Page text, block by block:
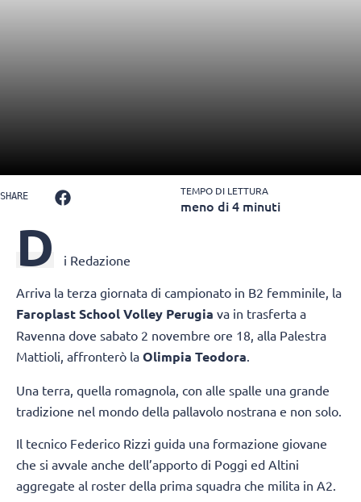
SHARE TEMPO DI LETTURA
meno di 4 minuti
D i Redazione
Arriva la terza giornata di campionato in B2 femminile, la
Faroplast School Volley Perugia va in trasferta a
Ravenna dove sabato 2 novembre ore 18, alla Palestra
Mattioli, affronterò la Olimpia Teodora.
Una terra, quella romagnola, con alle spalle una grande
tradizione nel mondo della pallavolo nostrana e non solo.
Il tecnico Federico Rizzi guida una formazione giovane
che si avvale anche dell’apporto di Poggi ed Altini
aggregate al roster della prima squadra che milita in A2.